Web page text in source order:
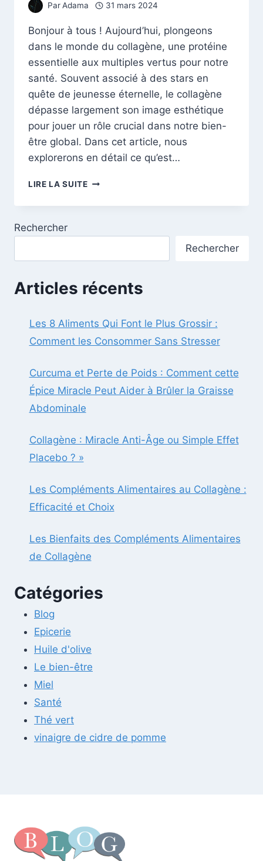
ParAdama 31 mars 2024
Bonjour à tous ! Aujourd’hui, plongeons
dans le monde du collagène, une protéine
essentielle aux multiples vertus pour notre
santé. Souvent associé à des stars en
quête de jeunesse éternelle, le collagène
dépasse largement son image esthétique
pour jouer un rôle crucial dans notre bien-
être global. Dans cet article, nous
explorerons en détail ce qu’est…
LIRE LA SUITEDÉCRYPTAGE
COLLAGÈNE
IDÉAL
Rechercher
Rechercher
Articles récents
Les 8 Aliments Qui Font le Plus Grossir :
Comment les Consommer Sans Stresser
Curcuma et Perte de Poids : Comment cette
Épice Miracle Peut Aider à Brûler la Graisse
Abdominale
Collagène : Miracle Anti-Âge ou Simple Effet
Placebo ? »
Les Compléments Alimentaires au Collagène :
Efficacité et Choix
Les Bienfaits des Compléments Alimentaires
de Collagène
Catégories
Blog
Epicerie
Huile d'olive
Le bien-être
Miel
Santé
Thé vert
vinaigre de cidre de pomme